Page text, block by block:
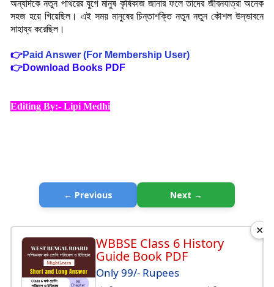
অন্যদিকে নতুন পাথরের যুগে মানুষ কৃষিকাজ জানার ফলে তাদের জীবনযাত্রা অনেক
সহজ হয়ে গিয়েছিল। এই সময় মানুষের চিন্তাশক্তি নতুন নতুন কৌশল উদ্ভাবনে
সাহায্য করেছিল।
👉Paid Answer (For Membership User)
👉Download Books PDF
Editing By:- Lipi Medhi
← Previous Next →
WBBSE Class 6 History
Guide Book PDF
Only 99/- Rupees
✕